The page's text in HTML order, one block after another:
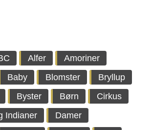
Alfer
Amoriner
Baby Blomster
Bryllup
Byster Børn
Cirkus
Indianer
Damer